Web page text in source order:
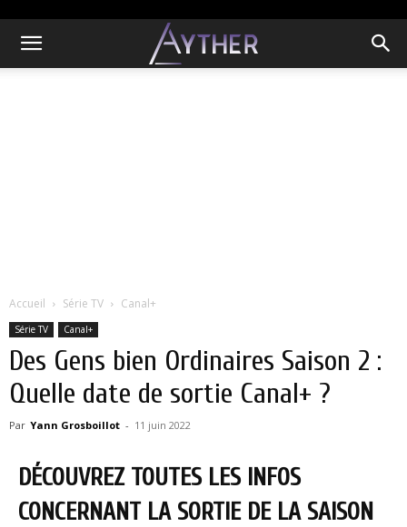
Accueil Série TV Canal+
Série TV Canal+
Des Gens bien Ordinaires Saison 2 :
Quelle date de sortie Canal+ ?
Par Yann Grosboillot - 11 juin 2022
DÉCOUVREZ TOUTES LES INFOS
CONCERNANT LA SORTIE DE LA SAISON